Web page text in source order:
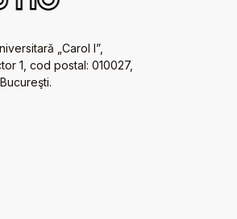
„Carol I”,
1, cod postal: 010027,